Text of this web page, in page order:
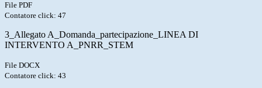
File PDF
Contatore click: 47
3_Allegato A_Domanda_partecipazione_LINEA DI
INTERVENTO A_PNRR_STEM
File DOCX
Contatore click: 43